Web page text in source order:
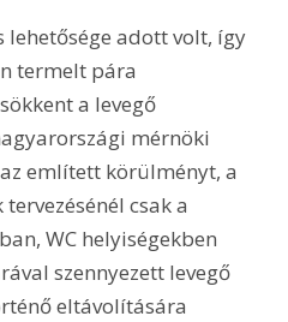
lehetősége adott volt, így
termelt pára
a levegő
mérnöki
említett körülményt, a
csak a
WC helyiségekben
szennyezett levegő
eltávolítására